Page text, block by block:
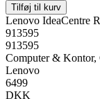
Tilføj til kurv
Lenovo IdeaCentre
913595
913595
Computer & Kontor,
Lenovo
6499
DKK